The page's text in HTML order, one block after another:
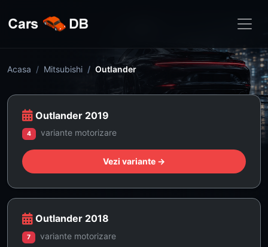
Acasa Mitsubishi Outlander
Outlander 2019
4 variante motorizare
Vezi variante →
Outlander 2018
7 variante motorizare